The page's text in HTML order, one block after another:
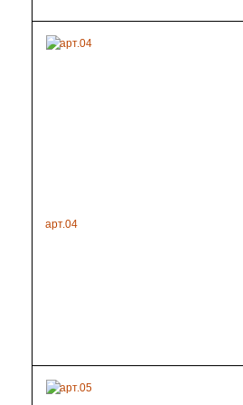
арт.04